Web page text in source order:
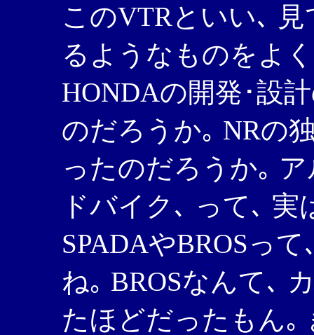
このVTRといい､
るようなものをよ
HONDAの開発･設
のだろうか｡ NRの
ったのだろうか｡
ドバイク､ って､
SPADAやBROSっ
ね｡ BROSなんて､
たほどだったもん｡